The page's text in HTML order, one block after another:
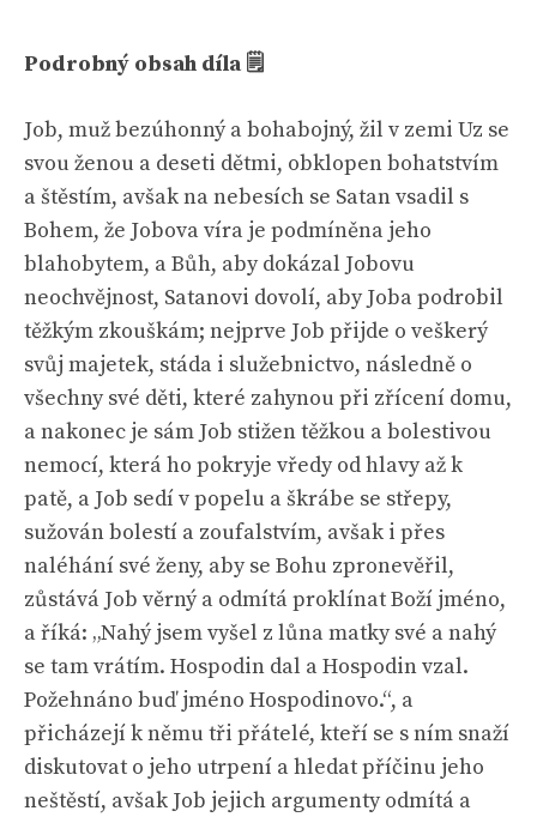
Podrobný obsah díla 🗒
Job, muž bezúhonný a bohabojný, žil v zemi Uz se
svou ženou a deseti dětmi, obklopen bohatstvím
a štěstím, avšak na nebesích se Satan vsadil s
Bohem, že Jobova víra je podmíněna jeho
blahobytem, a Bůh, aby dokázal Jobovu
neochvějnost, Satanovi dovolí, aby Joba podrobil
těžkým zkouškám; nejprve Job přijde o veškerý
svůj majetek, stáda i služebnictvo, následně o
všechny své děti, které zahynou při zřícení domu,
a nakonec je sám Job stižen těžkou a bolestivou
nemocí, která ho pokryje vředy od hlavy až k
patě, a Job sedí v popelu a škrábe se střepy,
sužován bolestí a zoufalstvím, avšak i přes
naléhání své ženy, aby se Bohu zpronevěřil,
zůstává Job věrný a odmítá proklínat Boží jméno,
a říká: „Nahý jsem vyšel z lůna matky své a nahý
se tam vrátím. Hospodin dal a Hospodin vzal.
Požehnáno buď jméno Hospodinovo.“, a
přicházejí k němu tři přátelé, kteří se s ním snaží
diskutovat o jeho utrpení a hledat příčinu jeho
neštěstí, avšak Job jejich argumenty odmítá a